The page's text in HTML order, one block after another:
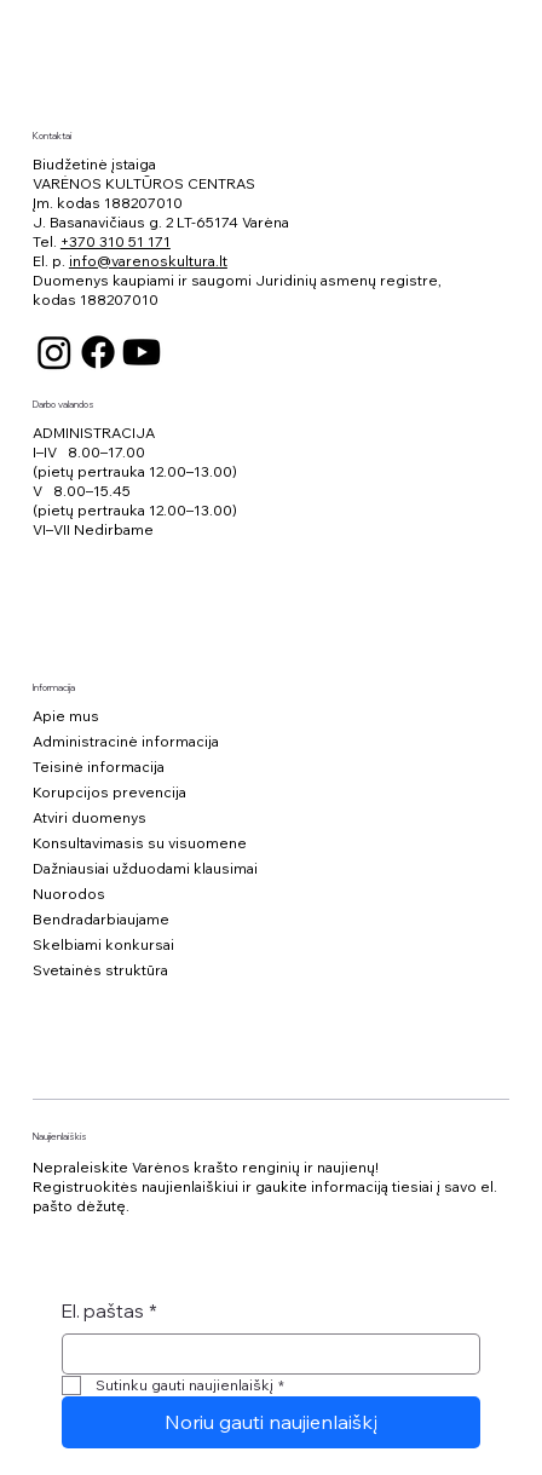
Kontaktai
Biudžetinė įstaiga
VARĖNOS KULTŪROS CENTRAS
Įm. kodas 188207010
J. Basanavičiaus g. 2 LT-65174 Varėna
Tel. +370 310 51 171
El. p. info@varenoskultura.lt
Duomenys kaupiami ir saugomi Juridinių asmenų registre,
kodas 188207010
Darbo valandos
ADMINISTRACIJA
I–IV 8.00–17.00
(pietų pertrauka 12.00–13.00)
V 8.00–15.45
(pietų pertrauka 12.00–13.00)
VI–VII Nedirbame
Informacija
Apie mus
Administracinė informacija
Teisinė informacija
Korupcijos prevencija
Atviri duomenys
Konsultavimasis su visuomene
Dažniausiai užduodami klausimai
Nuorodos
Bendradarbiaujame
Skelbiami konkursai
Svetainės struktūra
Naujienlaiškis
Nepraleiskite Varėnos krašto renginių ir naujienų!
Registruokitės naujienlaiškiui ir gaukite informaciją tiesiai į savo el.
pašto dėžutę.
El. paštas *
Sutinku gauti naujienlaiškį *
Noriu gauti naujienlaiškį